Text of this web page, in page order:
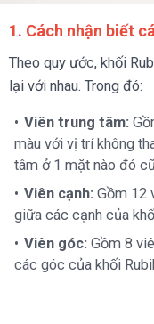
1. Cách nhận biết c
Theo quy ước, khối
lại với nhau. Trong đó:
Viên trung tâm:
màu với vị trí không
tâm ở 1 mặt nào đó
Viên cạnh: Gồm 12
giữa các cạnh của
Viên góc: Gồm 8
các góc của khối